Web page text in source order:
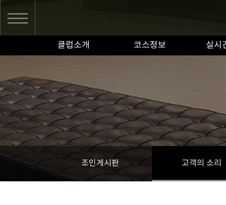
클럽소개 코스정보 실시
조인게시판 고객의 소리